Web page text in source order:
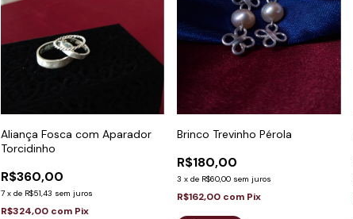
Aliança Fosca com Aparador
Torcidinho
R$360,00
7 x de R$51,43 sem juros
R$324,00 com Pix
Brinco Trevinho Pérola
R$180,00
3 xde R$60,00 sem juros
R$162,00 com Pix